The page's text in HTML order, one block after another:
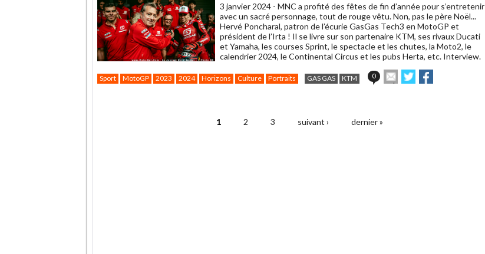
3 janvier 2024 - MNC a profité des fêtes de fin d’année pour s’entretenir
avec un sacré personnage, tout de rouge vêtu. Non, pas le père Noël...
Hervé Poncharal, patron de l’écurie GasGas Tech3 en MotoGP et
président de l’Irta ! Il se livre sur son partenaire KTM, ses rivaux Ducati
et Yamaha, les courses Sprint, le spectacle et les chutes, la Moto2, le
calendrier 2024, le Continental Circus et les pubs Herta, etc. Interview.
Sport MotoGP 2023 2024 Horizons Culture Portraits GAS GAS KTM 0
Envoyer
cet
Partager
sur sur
1 2 3 suivant › dernier »